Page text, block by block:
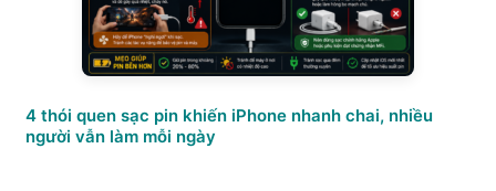
4 thói quen sạc pin khiến iPhone nhanh chai, nhiều
người vẫn làm mỗi ngày